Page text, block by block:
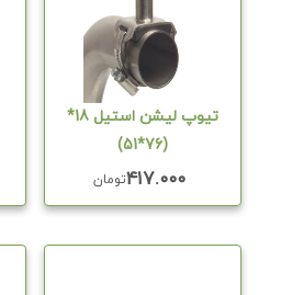
تیوپ لیشن استیل 18*
(76*51)
تومان